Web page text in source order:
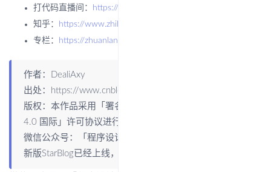
打代码直播间：
https://live.bilibili.com/11883038
知乎：
https://www.zhihu.com/people/dealiaxy
专栏：
https://zhuanlan.zhihu.com/deali
作者：DealiAxy
出处：
https://www.cnblogs.com/deali/p/13933356.html
版权：本作品采用「 署名-非商业性使用-相同方式共享
4.0 国际 」许可协议进行许可。
微信公众号：「程序设计实验室」
新版StarBlog已经上线，地址：